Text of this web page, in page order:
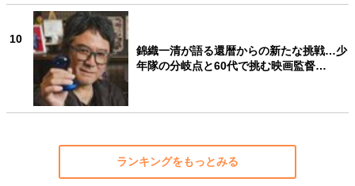
10
錦織一清が語る還暦からの新たな挑戦…少
年隊の分岐点と60代で挑む映画監督…
ランキングをもっとみる